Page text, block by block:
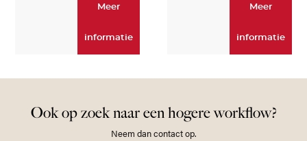
Meer
informatie
Meer
informatie
Ook op zoek naar een hogere workflow?
Neem dan contact op.